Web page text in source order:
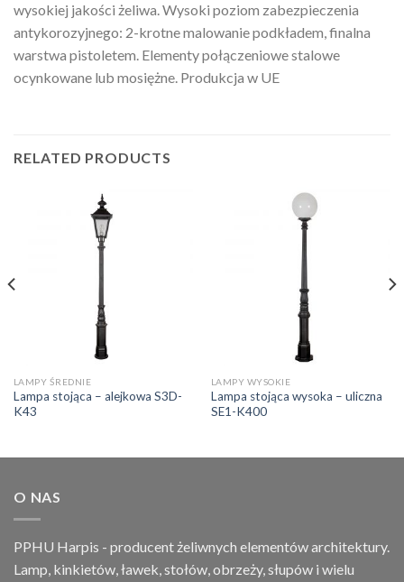
wysokiej jakości żeliwa. Wysoki poziom zabezpieczenia
antykorozyjnego: 2-krotne malowanie podkładem, finalna
warstwa pistoletem. Elementy połączeniowe stalowe
ocynkowane lub mosiężne. Produkcja w UE
RELATED PRODUCTS
LAMPY ŚREDNIE
Lampa stojąca – alejkowa S3D-
K43
LAMPY WYSOKIE
Lampa stojąca wysoka – uliczna
SE1-K400
O NAS
PPHU Harpis - producent żeliwnych elementów architektury.
Lamp, kinkietów, ławek, stołów, obrzeży, słupów i wielu